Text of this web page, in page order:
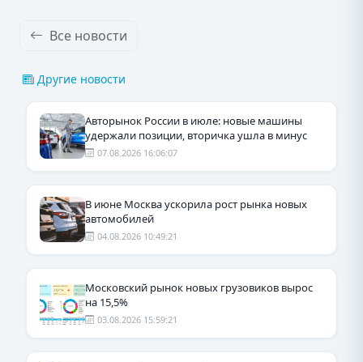
Все новости
Другие новости
Авторынок России в июле: новые машины
удержали позиции, вторичка ушла в минус
07.08.2026 16:06:07
В июне Москва ускорила рост рынка новых
автомобилей
04.08.2026 10:49:21
Московский рынок новых грузовиков вырос
на 15,5%
03.08.2026 15:59:21